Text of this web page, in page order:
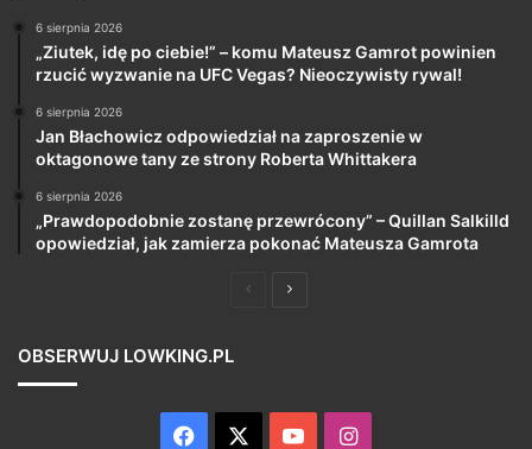
6 sierpnia 2026
„Ziutek, idę po ciebie!” – komu Mateusz Gamrot powinien
rzucić wyzwanie na UFC Vegas? Nieoczywisty rywal!
6 sierpnia 2026
Jan Błachowicz odpowiedział na zaproszenie w
oktagonowe tany ze strony Roberta Whittakera
6 sierpnia 2026
„Prawdopodobnie zostanę przewrócony” – Quillan Salkilld
opowiedział, jak zamierza pokonać Mateusza Gamrota
PoprzedniaNastępna
OBSERWUJ LOWKING.PL
Facebook YouTubeInstagram